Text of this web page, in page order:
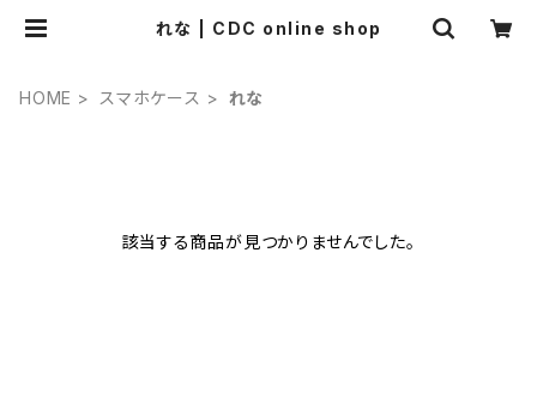
れな | CDC online shop
HOME スマホケース れな
該当する商品が見つかりませんでした。